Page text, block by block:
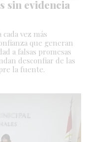
sin evidencia
vez más
que generan
a falsas promesas
desconfiar de las
la fuente.